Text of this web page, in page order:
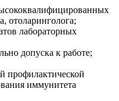
отоларинголога;
лабораторных
допуска к работе;
профилактической
иммунитета